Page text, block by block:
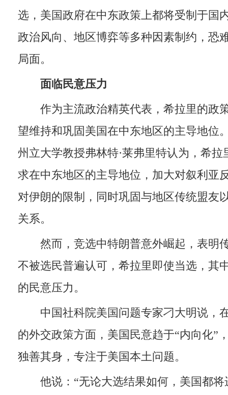
选，美国政府在中东政策上都将受制于国
政治风向、地区博弈等多种因素制约，恐
局面。
面临民意压力
作为主流政治精英代表，希拉里的政
望维持和巩固美国在中东地区的主导地位
州立大学教授弗林特·莱弗里特认为，希拉
求在中东地区的主导地位，加大对叙利亚
对伊朗的限制，同时巩固与地区传统盟友
关系。
然而，竞选中特朗普意外崛起，表明
不被选民普遍认可，希拉里即使当选，其
的民意压力。
中国社科院美国问题专家刁大明说，
的外交政策方面，美国民意趋于“内向化”
独善其身，专注于美国本土问题。
他说：“无论大选结果如何，美国都将